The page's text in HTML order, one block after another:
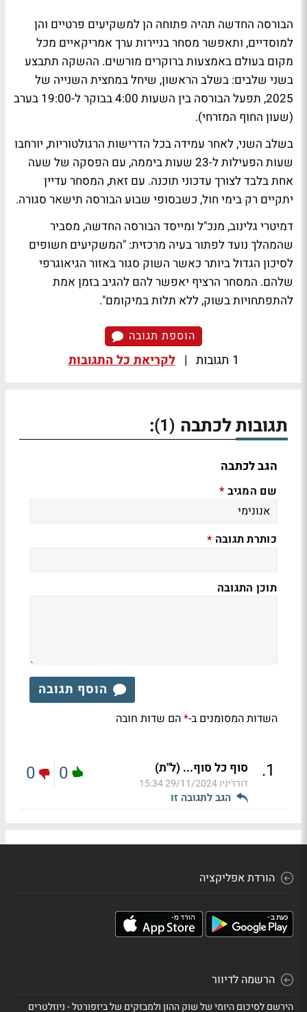
הבורסה החדשה תהיה פתוחה הן למשקיעים פרטיים והן
למוסדיים, ותאפשר מסחר בניירות ערך אמריקאיים מכל
מקום בעולם באמצעות ברוקרים מורשים. ההשקה תתבצע
בשני שלבים: בשלב הראשון, שיחל במחצית השנייה של
2025, תפעל הבורסה בין השעות 4:00 בבוקר ל-19:00 בערב
(שעון החוף המזרחי).
בשלב השני, לאחר עמידה בכל הדרישות הרגולטוריות, יורחבו
שעות הפעילות ל-23 שעות ביממה, עם הפסקה של שעה
אחת בלבד לצורך עדכוני תוכנה. עם זאת, המסחר עדיין
יתקיים רק בימי חול, כשבסופי שבוע הבורסה תישאר סגורה.
דמיטרי גלינוב, מנכ"ל ומייסד הבורסה החדשה, מסביר
שהמהלך נועד לפתור בעיה מרכזית: "המשקיעים חשופים
לסיכון הגדול ביותר כאשר השוק סגור באזור הגיאוגרפי
שלהם. המסחר הרציף יאפשר להם להגיב בזמן אמת
להתפתחויות בשוק, ללא תלות במיקומם".
הוספת תגובה
1 תגובות | לקריאת כל התגובות
תגובות לכתבה (1)
:
הגב לכתבה
שם המגיב *
כותרת תגובה *
תוכן התגובה
הוסף תגובה
השדות המסומנים ב-*הם שדות חובה
1
. סוף כל סוף... (ל"ת)
ז'ורז'יניו29/11/2024 15:34
הגב לתגובה זו
0
0
הורדת אפליקציה
הרשמה לדיוור
הירשם לסיכום היומי של שוק ההון ולמבזקים של ביזפורטל - ניוזלטרים